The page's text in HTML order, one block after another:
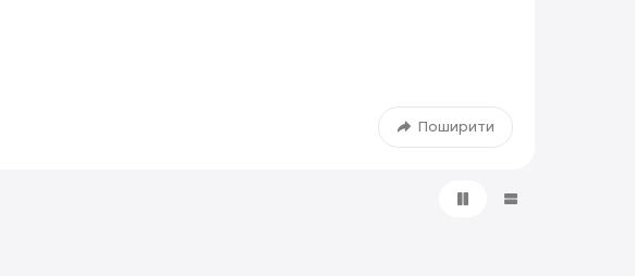
Поширити